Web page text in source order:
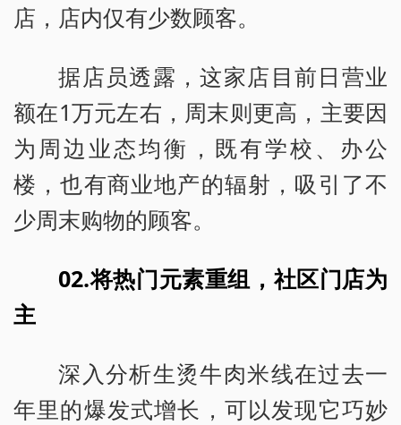
店，店内仅有少数顾客。
据店员透露，这家店目前日营业
额在1万元左右，周末则更高，主要因
为周边业态均衡，既有学校、办公
楼，也有商业地产的辐射，吸引了不
少周末购物的顾客。
02.将热门元素重组，社区门店为
主
深入分析生烫牛肉米线在过去一
年里的爆发式增长，可以发现它巧妙